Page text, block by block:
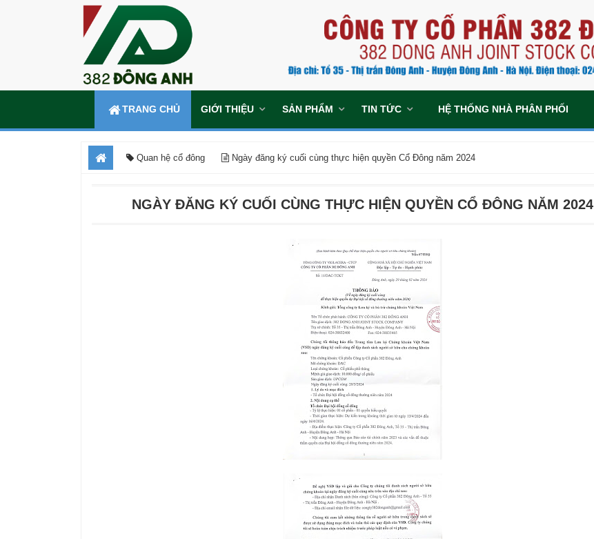
TRANG CHỦ GIỚI THIỆU SẢN PHẨM TIN TỨC HỆ THỐNG NHÀ PHÂN PHỐI
Quan hệ cổ đông Ngày đăng ký cuối cùng thực hiện quyền Cổ Đông năm 2024
NGÀY ĐĂNG KÝ CUỐI CÙNG THỰC HIỆN QUYỀN CỔ ĐÔNG NĂM 2024